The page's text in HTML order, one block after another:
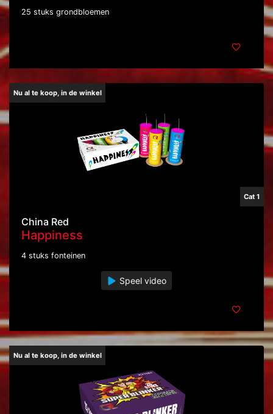
25 stuks grondbloemen
Nu al te koop, in de winkel
Cat 1
China Red
Happiness
4 stuks fonteinen
Speel video
Nu al te koop, in de winkel